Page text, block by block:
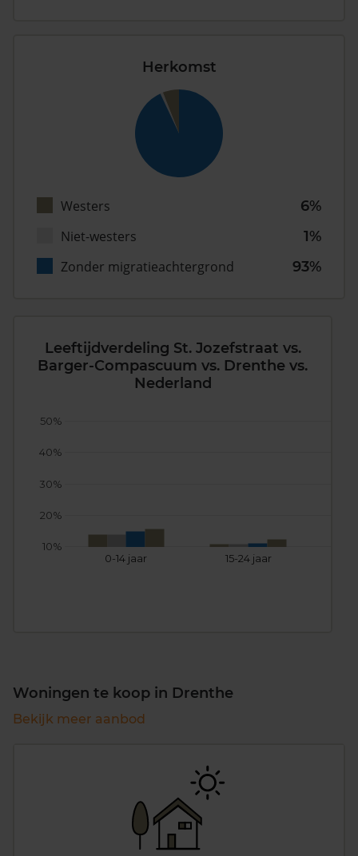
Herkomst
Westers
6%
Niet-westers
1%
Zonder migratieachtergrond
93%
Leeftijdverdeling St. Jozefstraat vs.
Barger-Compascuum vs. Drenthe vs.
Nederland
0-14 jaar 15-24 jaar
10%
20%
30%
40%
50%
Woningen te koop in Drenthe
Bekijk meer aanbod